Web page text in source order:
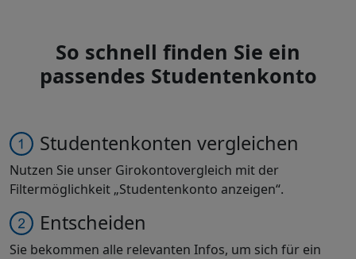
So schnell finden Sie ein
passendes Studentenkonto
Studentenkonten vergleichen
Nutzen Sie unser Girokontovergleich mit der
Filtermöglichkeit „Studentenkonto anzeigen“.
Entscheiden
Sie bekommen alle relevanten Infos, um sich für ein